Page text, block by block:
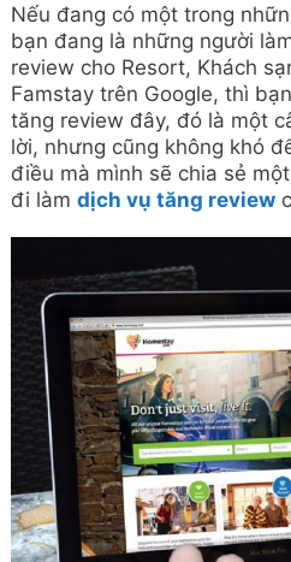
Nếu đang có một trong
bạn đang là những người
review cho Resort, Khách
Famstay trên Google, thì
tăng review đây, đó là một
lời, nhưng cũng không khó
điều mà mình sẽ chia sẻ
đi làm dịch vụ tăng review